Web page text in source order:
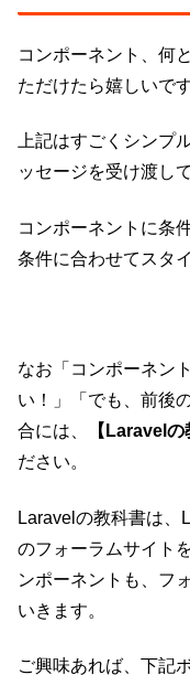
コンポーネント、何
ただけたら嬉しいです
上記はすごくシンプ
ッセージを受け渡し
コンポーネントに条
条件に合わせてスタ
なお「コンポーネン
い！」「でも、前後
合には、
【Laravel
ださい。
Laravelの教科書は、
のフォーラムサイト
ンポーネントも、フ
いきます。
ご興味あれば、下記